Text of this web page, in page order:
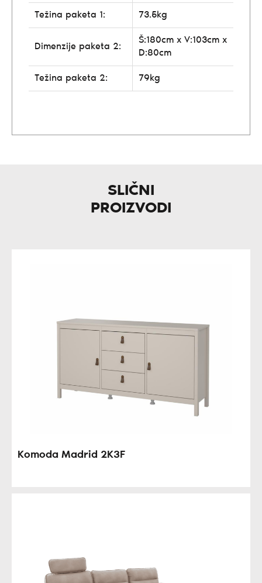
Težina paketa 1: 73.5kg
Dimenzije paketa 2:
Š:180cm x V:103cm x
D:80cm
Težina paketa 2: 79kg
SLIČNI
PROIZVODI
Komoda Madrid 2K3F